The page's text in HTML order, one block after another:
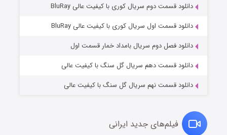
مردگان متحرک: شهر مرده ۳
قسمت۲ (زیرنویس) منتشر شد
دانلود قسمت دوم سریال کوری با کیفیت عالی BluRay
دانلود قسمت اول سریال کوری با کیفیت عالی BluRay
دانلود فصل دوم سریال بامداد خمار قسمت اول
دانلود قسمت دهم سریال گل سنگ با کیفیت عالی
دانلود قسمت نهم سریال گل سنگ با کیفیت عالی
فیلم‌های جدید ایرانی